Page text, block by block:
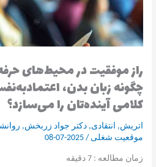
راز موفقیت در محیط‌های
چگونه زبان بدن،
کلامی آینده‌تان را می‌سازد؟
اتریش, انتقادی,دکتر جواد زربخش,
موقعیت شغلی /
2025-07-08
زمان مطالعه :7 دقیقه